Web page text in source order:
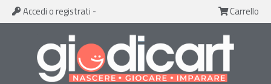
Accedi o registrati - Carrello